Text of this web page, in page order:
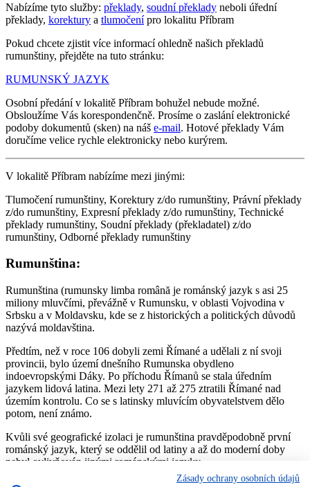
Nabízíme tyto služby: překlady, soudní překlady neboli úřední
překlady, korektury a tlumočenípro lokalitu Příbram
Pokud chcete zjistit více informací ohledně našich překladů
rumunštiny, přejděte na tuto stránku:
RUMUNSKÝ JAZYK
Osobní předání v lokalitě Příbram bohužel nebude možné.
Obsloužíme Vás korespondenčně. Prosíme o zaslání elektronické
podoby dokumentů (sken) na náš e-mail. Hotové překlady Vám
doručíme velice rychle elektronicky nebo kurýrem.
V lokalitě Příbram nabízíme mezi jinými:
Tlumočení rumunštiny, Korektury z/do rumunštiny, Právní překlady
z/do rumunštiny, Expresní překlady z/do rumunštiny, Technické
překlady rumunštiny, Soudní překlady (překladatel) z/do
rumunštiny, Odborné překlady rumunštiny
Rumunština:
Rumunština (rumunsky limba română je románský jazyk s asi 25
miliony mluvčími, převážně v Rumunsku, v oblasti Vojvodina v
Srbsku a v Moldavsku, kde se z historických a politických důvodů
nazývá moldavština.
Předtím, než v roce 106 dobyli zemi Římané a udělali z ní svoji
provincii, bylo území dnešního Rumunska obydleno
indoevropskými Dáky. Po příchodu Římanů se stala úředním
jazykem lidová latina. Mezi lety 271 až 275 ztratili Římané nad
územím kontrolu. Co se s latinsky mluvícím obyvatelstvem dělo
potom, není známo.
Kvůli své geografické izolaci je rumunština pravděpodobně první
románský jazyk, který se oddělil od latiny a až do moderní doby
nebyl ovlivňován jinými románskými jazyky.
Zásady ochrany osobních údajů